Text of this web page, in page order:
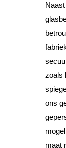
zoals
ons
maat